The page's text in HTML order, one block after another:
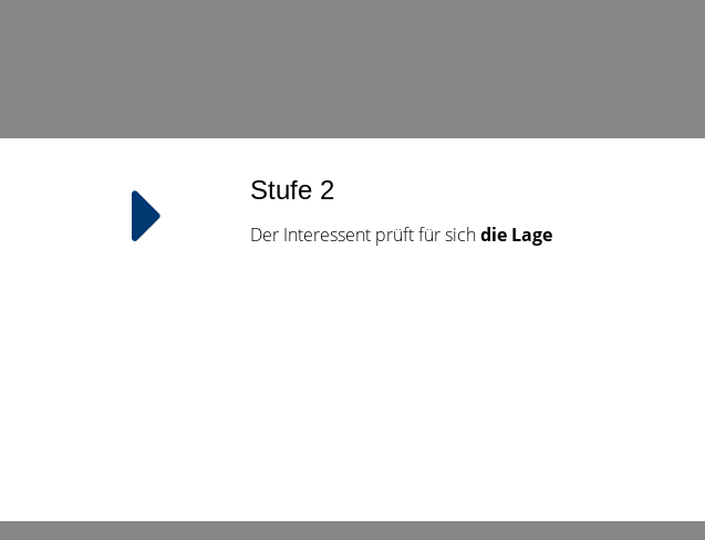
Stufe 2
Der Interessent prüft für sichdie Lage